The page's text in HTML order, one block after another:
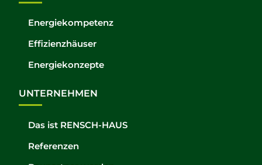
Energiekompetenz
Effizienzhäuser
Energiekonzepte
UNTERNEHMEN
Das ist RENSCH-HAUS
Referenzen